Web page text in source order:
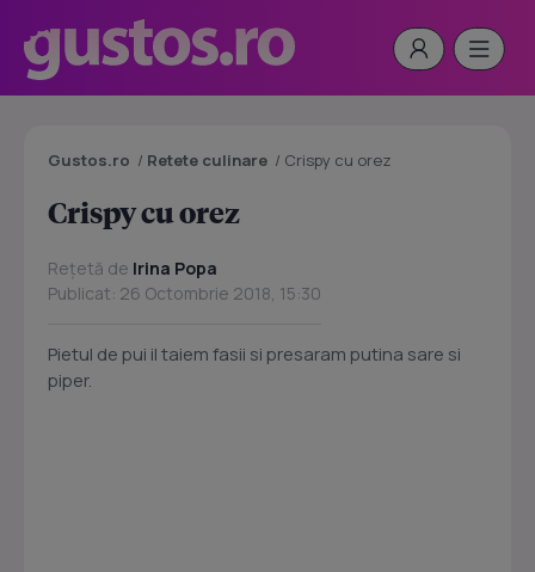
Gustos.ro / Retete culinare / Crispy cu orez
Crispy cu orez
Rețetă de Irina Popa
Publicat: 26 Octombrie 2018, 15:30
Pietul de pui il taiem fasii si presaram putina sare si
piper.